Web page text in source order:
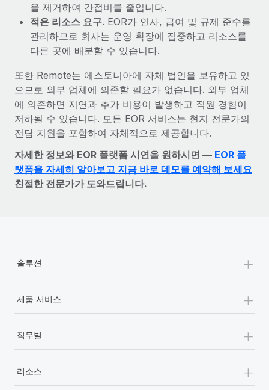
을 제거하여 간접비를 줄입니다.
적은 리소스 요구. EOR가 인사, 급여 및 규제 준수를
관리하므로 회사는 운영 확장에 집중하고 리소스를
다른 곳에 배분할 수 있습니다.
또한 Remote는 에스토니아에 자체 법인을 보유하고 있
으므로 외부 업체에 의존할 필요가 없습니다. 외부 업체
에 의존하면 지연과 추가 비용이 발생하고 직원 경험이
저하될 수 있습니다. 모든 EOR 서비스는 현지 전문가의
전담 지원을 포함하여 자체적으로 제공합니다.
자세한 정보와 EOR 플랫폼 시연을 원하시면 — EOR 플
랫폼을 자세히 알아보고 지금 바로 데모를 예약해 보세요
친절한 전문가가 도와드립니다.
솔루션 +
제품 서비스 +
직무별 +
리소스 +